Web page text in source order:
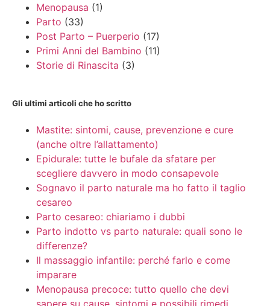
Menopausa (1)
Parto (33)
Post Parto – Puerperio (17)
Primi Anni del Bambino (11)
Storie di Rinascita (3)
Gli ultimi articoli che ho scritto
Mastite: sintomi, cause, prevenzione e cure
(anche oltre l’allattamento)
Epidurale: tutte le bufale da sfatare per
scegliere davvero in modo consapevole
Sognavo il parto naturale ma ho fatto il taglio
cesareo
Parto cesareo: chiariamo i dubbi
Parto indotto vs parto naturale: quali sono le
differenze?
Il massaggio infantile: perché farlo e come
imparare
Menopausa precoce: tutto quello che devi